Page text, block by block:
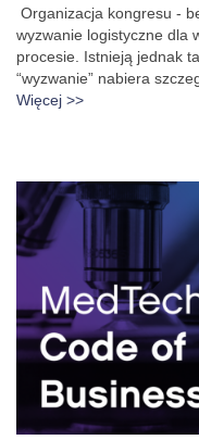
Organizacja kongresu -
wyzwanie logistyczne dla
procesie. Istnieją jednak
“wyzwanie” nabiera
Więcej >>